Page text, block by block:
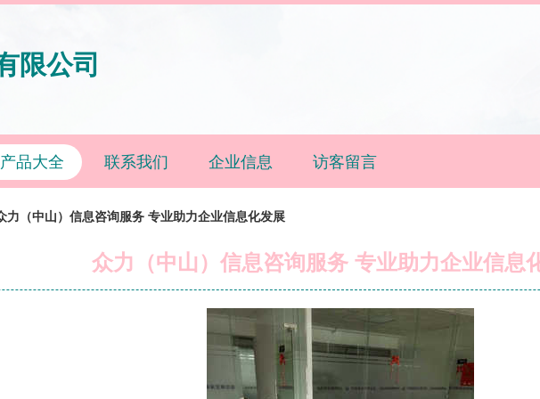
限公司
产品大全 联系我们 企业信息 访客留言
力（中山）信息咨询服务 专业助力企业信息化发展
众力（中山）信息咨询服务 专业助力企业信息